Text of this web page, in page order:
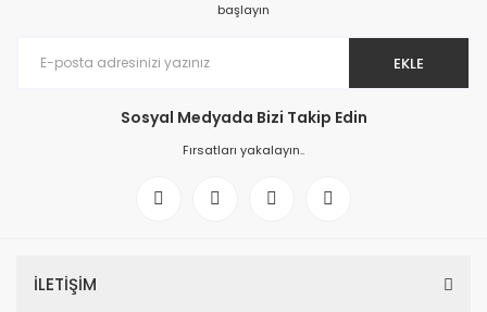
başlayın
EKLE
Sosyal Medyada Bizi Takip Edin
Fırsatları yakalayın..
İLETİŞİM